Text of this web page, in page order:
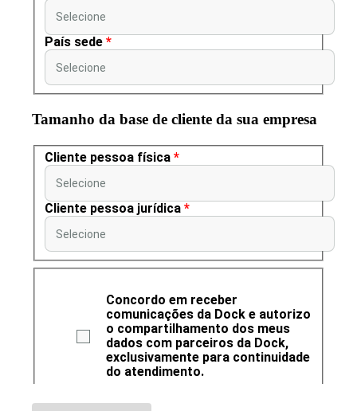
Selecione
País sede *
Selecione
Tamanho da base de cliente da sua empresa
Cliente pessoa física *
Selecione
Cliente pessoa jurídica *
Selecione
Concordo em receber
comunicações da Dock e autorizo
o compartilhamento dos meus
dados com parceiros da Dock,
exclusivamente para continuidade
do atendimento.